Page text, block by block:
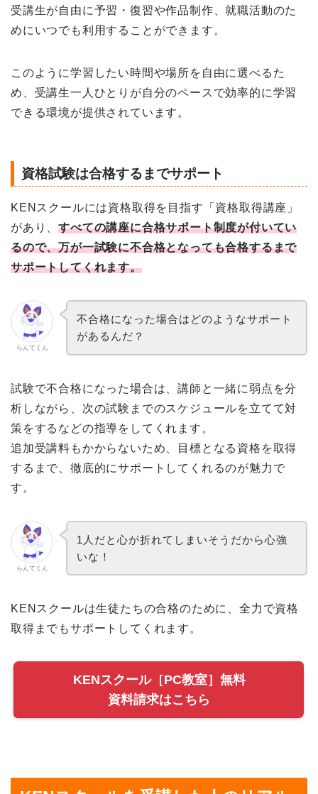
受講生が自由に予習・復習や作品制作、就職活動のた
めにいつでも利用することができます。
このように学習したい時間や場所を自由に選べるた
め、受講生一人ひとりが自分のペースで効率的に学習
できる環境が提供されています。
資格試験は合格するまでサポート
KENスクールには資格取得を目指す「資格取得講座」
があり、すべての講座に合格サポート制度が付いてい
るので、万が一試験に不合格となっても合格するまで
サポートしてくれます。
らんてくん
不合格になった場合はどのようなサポート
があるんだ？
試験で不合格になった場合は、講師と一緒に弱点を分
析しながら、次の試験までのスケジュールを立てて対
策をするなどの指導をしてくれます。
追加受講料もかからないため、目標となる資格を取得
するまで、徹底的にサポートしてくれるのが魅力で
す。
らんてくん
1人だと心が折れてしまいそうだから心強
いな！
KENスクールは生徒たちの合格のために、全力で資格
取得までもサポートしてくれます。
KENスクール［PC教室］無料
資料請求はこちら